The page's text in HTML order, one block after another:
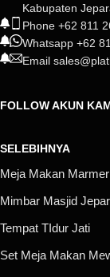
Kabupaten
Phone +62 811
Whatsapp +62
Email
FOLLOW AKUN
SELEBIHNYA
Meja Makan Marmer
Mimbar Masjid
Tempat TIdur Jati
Set Meja Makan